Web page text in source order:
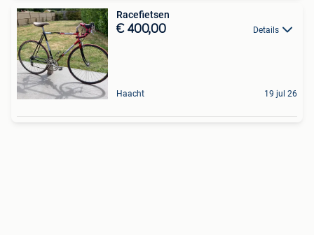
Racefietsen
€ 400,00 Details
Haacht 19 jul 26